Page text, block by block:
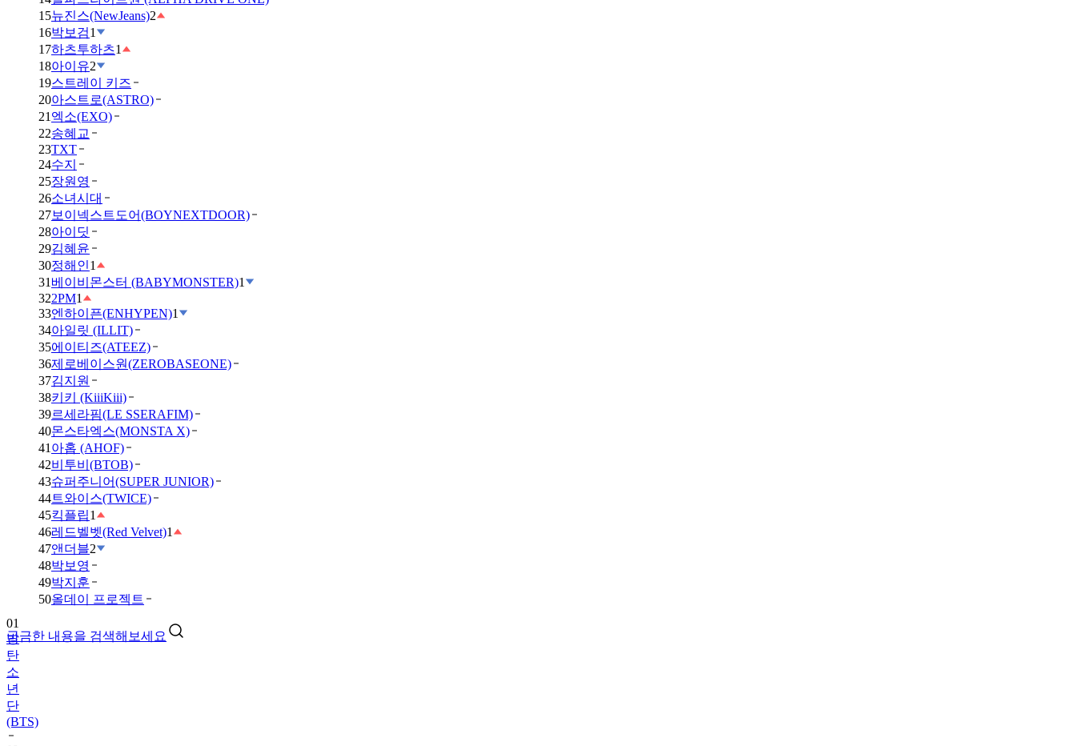
15뉴진스(NewJeans)2
16박보검1
17하츠투하츠1
18아이유2
19스트레이 키즈
20아스트로(ASTRO)
21 엑소(EXO)
22송혜교
23TXT
24수지
25장원영
26소녀시대
27보이넥스트도어(BOYNEXTDOOR)
28아이딧
29김혜윤
30정해인1
31 베이비몬스터 (BABYMONSTER)1
322PM1
33엔하이픈(ENHYPEN)1
34아일릿 (ILLIT)
35에이티즈(ATEEZ)
36제로베이스원(ZEROBASEONE)
37김지원
38키키 (KiiiKiii)
39르세라핌(LE SSERAFIM)
40몬스타엑스(MONSTA X)
41 아홉 (AHOF)
42비투비(BTOB)
43슈퍼주니어(SUPER JUNIOR)
44트와이스(TWICE)
45킥플립1
46레드벨벳(Red Velvet)1
47앤더블2
48박보영
49박지훈
50올데이 프로젝트
궁금한 내용을 검색해보세요
탄
소
년
단
(BTS)
02
아